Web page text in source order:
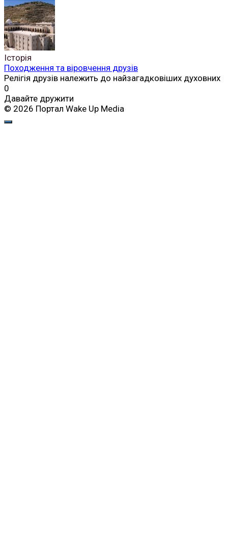
Історія
Походження та віровчення друзів
Релігія друзів належить до найзагадковіших духовних
0
Давайте дружити
© 2026 Портал Wake Up Media